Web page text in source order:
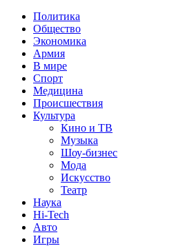
Политика
Общество
Экономика
Армия
В мире
Спорт
Медицина
Происшествия
Культура
Кино и ТВ
Музыка
Шоу-бизнес
Мода
Искусство
Театр
Наука
Hi-Tech
Авто
Игры